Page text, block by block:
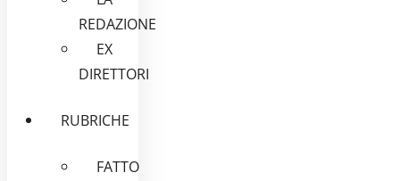
REDAZIONE
EX
DIRETTORI
RUBRICHE
FATTO